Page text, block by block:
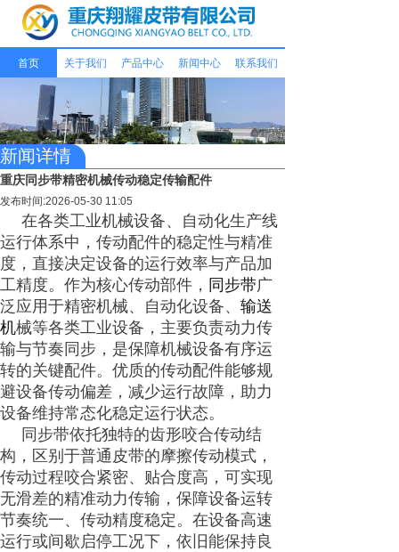
首页 关于我们 产品中心 新闻中心 联系我们
新闻详情
重庆同步带精密机械传动稳定传输配件
发布时间:2026-05-30 11:05
在各类工业机械设备、自动化生产线
运行体系中，传动配件的稳定性与精准
度，直接决定设备的运行效率与产品加
工精度。作为核心传动部件，
同步带广
泛应用于精密机械、自动化设备、 输送
机械等各类工业设备，主要负责动力传
输与节奏同步，是保障机械设备有序运
转的关键配件。优质的传动配件能够规
避设备传动偏差，减少运行故障，助力
设备维持常态化稳定运行状态。
同步带依托独特的齿形咬合传动结
构，区别于普通皮带的摩擦传动模式，
传动过程咬合紧密、贴合度高，可实现
无滑差的精准动力传输，保障设备运转
节奏统一、传动精度稳定。在设备高速
运行或间歇启停工况下，依旧能保持良